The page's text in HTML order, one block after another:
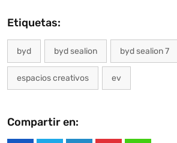
Etiquetas:
byd byd sealion byd sealion 7
espacios creativos ev
Compartir en: